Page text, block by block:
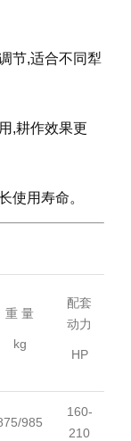
节,适合不同犁
,耕作效果更
使用寿命。
重 量
kg
配套
动力
HP
985
160-
210